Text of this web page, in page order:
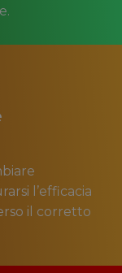
l’efficacia
il corretto